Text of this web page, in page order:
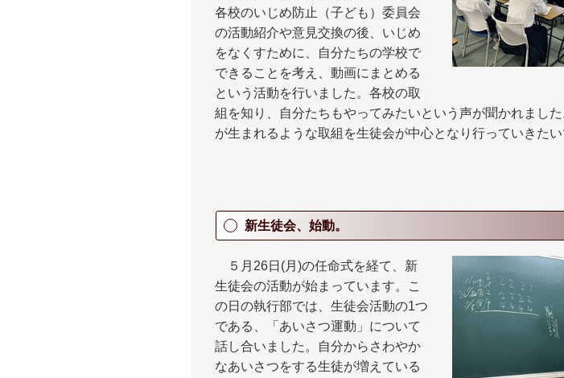
各校のいじめ防止（子ども）委員会
の活動紹介や意見交換の後、いじめ
をなくすために、自分たちの学校で
できることを考え、動画にまとめる
という活動を行いました。各校の取
組を知り、自分たちもやってみたいという声が聞かれまし
が生まれるような取組を生徒会が中心となり行っていきたい
新生徒会、始動。
５月26日(月)の任命式を経て、新
生徒会の活動が始まっています。こ
の日の執行部では、生徒会活動の1つ
である、「あいさつ運動」について
話し合いました。自分からさわやか
なあいさつをする生徒が増えている